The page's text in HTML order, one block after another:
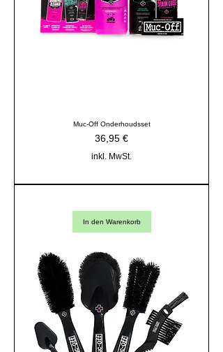
Muc-Off Onderhoudsset
Preis
36,95 €
inkl. MwSt.
In den Warenkorb